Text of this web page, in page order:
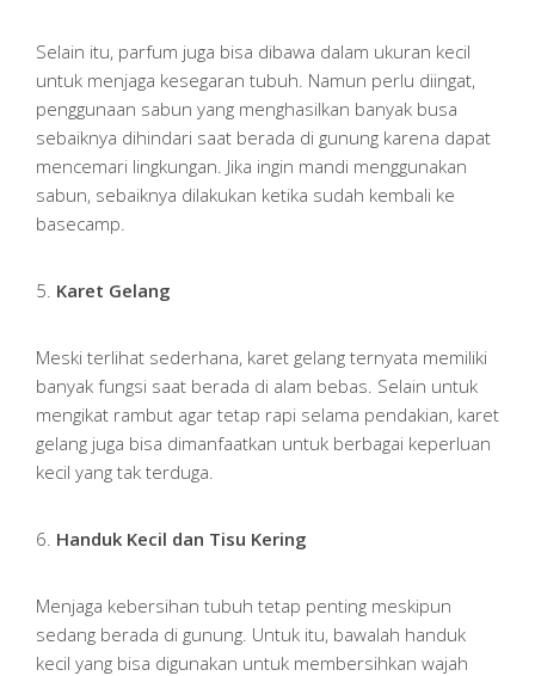
Selain itu, parfum juga bisa dibawa dalam ukuran kecil
untuk menjaga kesegaran tubuh. Namun perlu diingat,
penggunaan sabun yang menghasilkan banyak busa
sebaiknya dihindari saat berada di gunung karena dapat
mencemari lingkungan. Jika ingin mandi menggunakan
sabun, sebaiknya dilakukan ketika sudah kembali ke
basecamp.
5. Karet Gelang
Meski terlihat sederhana, karet gelang ternyata memiliki
banyak fungsi saat berada di alam bebas. Selain untuk
mengikat rambut agar tetap rapi selama pendakian, karet
gelang juga bisa dimanfaatkan untuk berbagai keperluan
kecil yang tak terduga.
6. Handuk Kecil dan Tisu Kering
Menjaga kebersihan tubuh tetap penting meskipun
sedang berada di gunung. Untuk itu, bawalah handuk
kecil yang bisa digunakan untuk membersihkan wajah